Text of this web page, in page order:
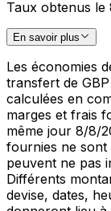
Taux obtenus le
En savoir plus
Les économies
transfert de
calculées en
marges et frais
même jour 8/8/
fournies ne
peuvent ne pas
Différents
devise, dates,